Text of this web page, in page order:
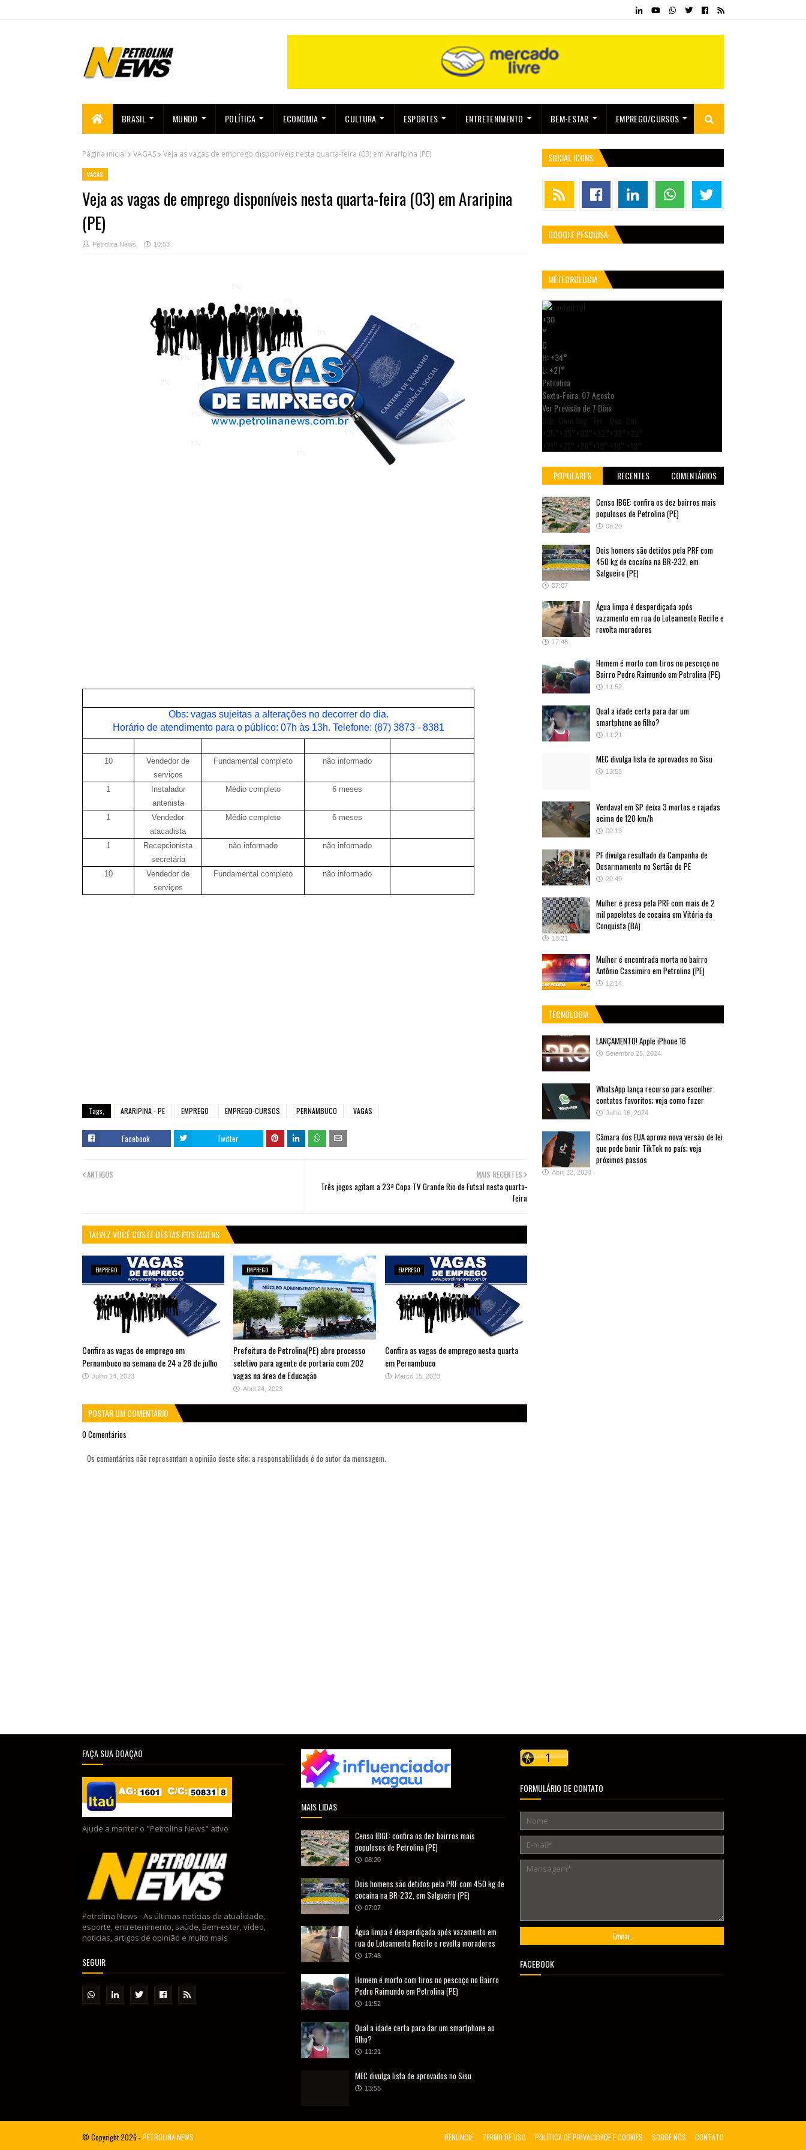
BRASIL MUNDO POLÍTICA ECONOMIA CULTURA ESPORTES ENTRETENIMENTO BEM-ESTAR EMPREGO/CURSOS
Página inicial VAGAS Veja as vagas de emprego disponíveis nesta quarta-feira (03) em Araripina (PE)
VAGAS
Veja as vagas de emprego disponíveis nesta quarta-feira (03) em Araripina
(PE)
Petrolina News 10:53
Obs: vagas sujeitas a alterações no decorrer do dia.
Horário de atendimento para o público: 07h às 13h. Telefone: (87) 3873 - 8381
10
Vendedor de
serviços
Fundamental completo não informado
1
Instalador
antenista
Médio completo 6 meses
1
Vendedor
atacadista
Médio completo 6 meses
1
Recepcionista
secretária
não informado não informado
10
Vendedor de
serviços
Fundamental completo não informado
Tags, ARARIPINA - PE EMPREGO EMPREGO-CURSOS PERNAMBUCO VAGAS
Facebook Twitter
MAIS RECENTES
Três jogos agitam a 23ª Copa TV Grande Rio de Futsal nesta quarta-
feira
ANTIGOS
TALVEZ VOCÊ GOSTE DESTAS POSTAGENS
EMPREGO
Confira as vagas de emprego em
Pernambuco na semana de 24 a 28 de julho
Julho 24, 2023
EMPREGO
Prefeitura de Petrolina(PE) abre processo
seletivo para agente de portaria com 202
vagas na área de Educação
Abril 24, 2023
EMPREGO
Confira as vagas de emprego nesta quarta
em Pernambuco
Março 15, 2023
POSTAR UM COMENTÁRIO
0 Comentários
Os comentários não representam a opinião deste site; a responsabilidade é do autor da mensagem.
SOCIAL ICONS
GOOGLE PESQUISA
METEOROLOGIA
+30
°
C
H:+34°
L:+21°
Petrolina
Sexta-Feira, 07 Agosto
Ver Previsão de 7 Dias
POPULARES RECENTES COMENTÁRIOS
Censo IBGE: confira os dez bairros mais
populosos de Petrolina (PE)
08:20
Dois homens são detidos pela PRF com
450 kg de cocaína na BR-232, em
Salgueiro (PE)
07:07
Água limpa é desperdiçada após
vazamento em rua do Loteamento Recife e
revolta moradores
17:48
Homem é morto com tiros no pescoço no
Bairro Pedro Raimundo em Petrolina (PE)
11:52
Qual a idade certa para dar um
smartphone ao filho?
11:21
MEC divulga lista de aprovados no Sisu
13:55
Vendaval em SP deixa 3 mortos e rajadas
acima de 120 km/h
00:13
PF divulga resultado da Campanha de
Desarmamento no Sertão de PE
20:49
Mulher é presa pela PRF com mais de 2
mil papelotes de cocaína em Vitória da
Conquista (BA)
18:21
Mulher é encontrada morta no bairro
Antônio Cassimiro em Petrolina (PE)
12:14
TECNOLOGIA
LANÇAMENTO! Apple iPhone 16
Setembro 25, 2024
WhatsApp lança recurso para escolher
contatos favoritos; veja como fazer
Julho 16, 2024
Câmara dos EUA aprova nova versão de lei
que pode banir TikTok no país; veja
próximos passos
Abril 22, 2024
FAÇA SUA DOAÇÃO
Ajude a manter o "Petrolina News" ativo
Petrolina News - As últimas notícias da atualidade,
esporte, entretenimento, saúde, Bem-estar, vídeo,
noticias, artigos de opinião e muito mais
SEGUIR
MAIS LIDAS
Censo IBGE: confira os dez bairros mais
populosos de Petrolina (PE)
08:20
Dois homens são detidos pela PRF com 450 kg de
cocaína na BR-232, em Salgueiro (PE)
07:07
Água limpa é desperdiçada após vazamento em
rua do Loteamento Recife e revolta moradores
17:48
Homem é morto com tiros no pescoço no Bairro
Pedro Raimundo em Petrolina (PE)
11:52
Qual a idade certa para dar um smartphone ao
filho?
11:21
MEC divulga lista de aprovados no Sisu
13:55
FORMULÁRIO DE CONTATO
FACEBOOK
DENUNCIE TERMO DE USO POLÍTICA DE PRIVACIDADE E COOKIES SOBRE NÓS CONTATO
© Copyright2026 -PETROLINA NEWS